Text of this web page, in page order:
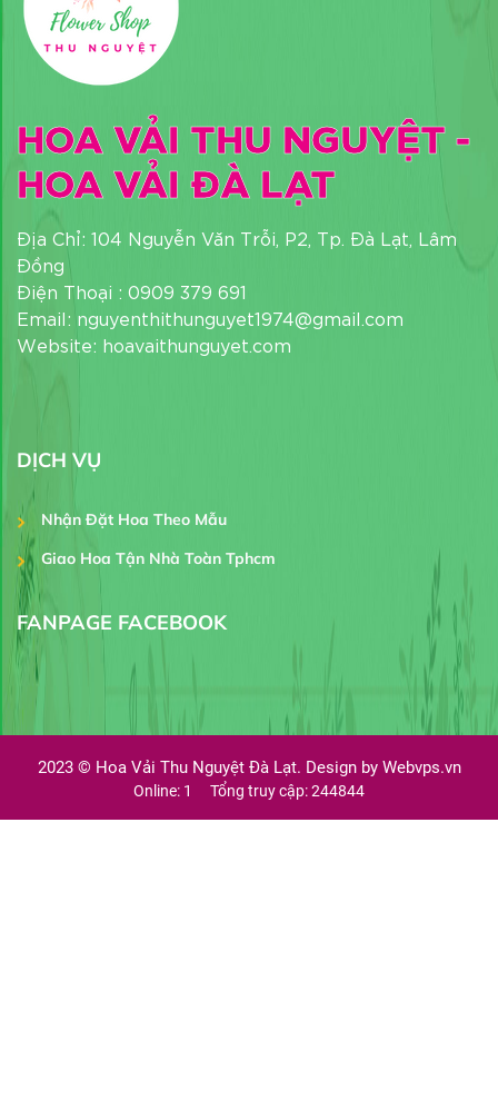
HOA VẢI THU NGUYỆT -
HOA VẢI ĐÀ LẠT
Địa Chỉ: 104 Nguyễn Văn Trỗi, P2, Tp. Đà Lạt, Lâm
Đồng
Điện Thoại : 0909 379 691
Email: nguyenthithunguyet1974@gmail.com
Website: hoavaithunguyet.com
DỊCH VỤ
Nhận Đặt Hoa Theo Mẫu
Giao Hoa Tận Nhà Toàn Tphcm
FANPAGE FACEBOOK
2023 © Hoa Vải Thu Nguyệt Đà Lạt. Design by Webvps.vn
Online: 1 Tổng truy cập: 244844